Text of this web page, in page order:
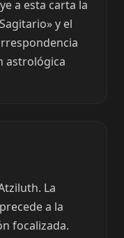
a esta carta la
y el
astrológica
La
a la
focalizada.